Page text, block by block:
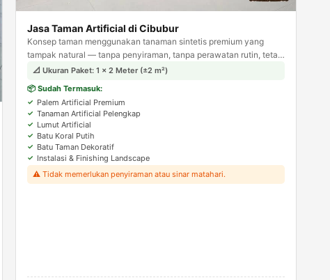
Jasa Taman Artificial di Cibubur
Konsep taman menggunakan tanaman sintetis premium yang
tampak natural — tanpa penyiraman, tanpa perawatan rutin, tetap
hijau sepanjang tahun. Solusi ideal untuk area indoor.
📐 Ukuran Paket: 1 × 2 Meter (±2 m²)
📦 Sudah Termasuk:
Palem Artificial Premium
Tanaman Artificial Pelengkap
Lumut Artificial
Batu Koral Putih
Batu Taman Dekoratif
Instalasi & Finishing Landscape
⚠️ Tidak memerlukan penyiraman atau sinar matahari.